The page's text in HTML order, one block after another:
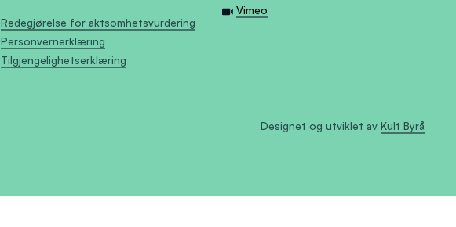
Redegjørelse for aktsomhetsvurdering
Personvernerklæring
Tilgjengelighetserklæring
Vimeo
Designet og utviklet av Kult Byrå